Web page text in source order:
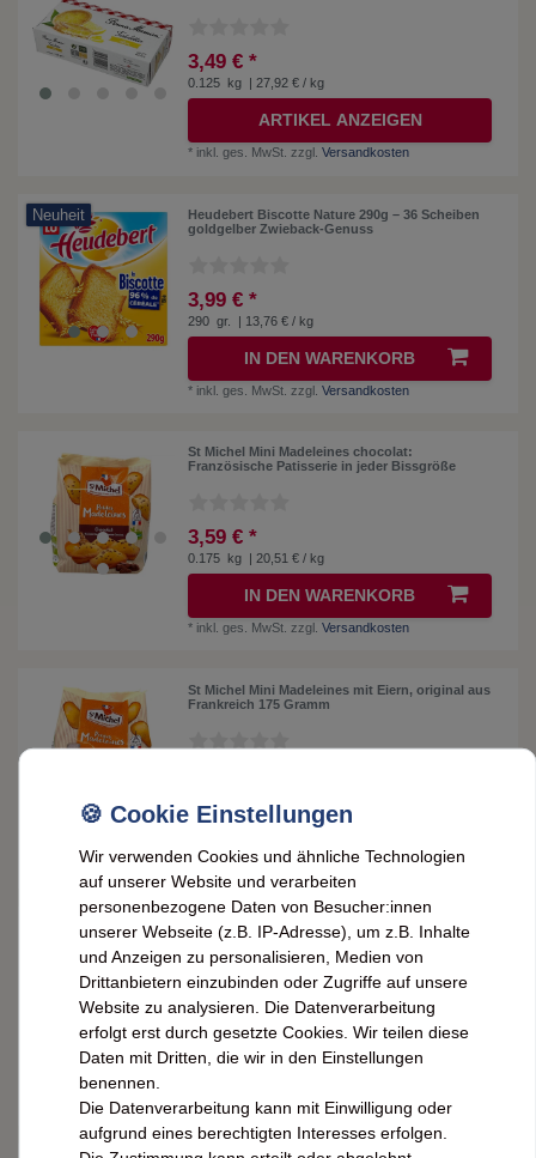
3,49 € *
0.125 kg | 27,92 € / kg
ARTIKEL ANZEIGEN
* inkl. ges. MwSt. zzgl.Versandkosten
Neuheit
Heudebert Biscotte Nature 290g – 36 Scheiben
goldgelber Zwieback-Genuss
3,99 € *
290 gr. | 13,76 € / kg
IN DEN WARENKORB
* inkl. ges. MwSt. zzgl.Versandkosten
St Michel Mini Madeleines chocolat:
Französische Patisserie in jeder Bissgröße
3,59 € *
0.175 kg | 20,51 € / kg
IN DEN WARENKORB
* inkl. ges. MwSt. zzgl.Versandkosten
St Michel Mini Madeleines mit Eiern, original aus
Frankreich 175 Gramm
IN DEN WARENKORB
* inkl. ges. MwSt.zzgl.Versandkosten
St Michel Palets Sandbutterkekse: Französische
Eleganz in jeder Delikatesse
2,99 € *
0.15 kg | 19,93 € / kg
ARTIKEL ANZEIGEN
*inkl. ges. MwSt.zzgl. Versandkosten
Wir verwenden Cookies und ähnliche Technologien
auf unserer Website und verarbeiten
personenbezogene Daten von Besucher:innen
unserer Webseite (z.B. IP-Adresse), um z.B. Inhalte
und Anzeigen zu personalisieren, Medien von
Drittanbietern einzubinden oder Zugriffe auf unsere
Website zu analysieren. Die Datenverarbeitung
erfolgt erst durch gesetzte Cookies. Wir teilen diese
Daten mit Dritten, die wir in den Einstellungen
benennen.
Die Datenverarbeitung kann mit Einwilligung oder
aufgrund eines berechtigten Interesses erfolgen.